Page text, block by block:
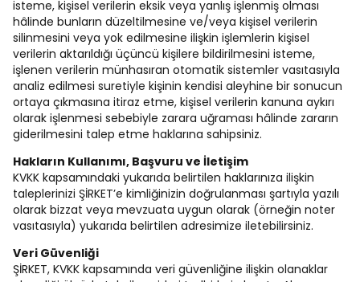
isteme, kişisel verilerin eksik veya yanlış işlenmiş olması
hâlinde bunların düzeltilmesine ve/veya kişisel verilerin
silinmesini veya yok edilmesine ilişkin işlemlerin kişisel
verilerin aktarıldığı üçüncü kişilere bildirilmesini isteme,
işlenen verilerin münhasıran otomatik sistemler vasıtasıyla
analiz edilmesi suretiyle kişinin kendisi aleyhine bir sonucun
ortaya çıkmasına itiraz etme, kişisel verilerin kanuna aykırı
olarak işlenmesi sebebiyle zarara uğraması hâlinde zararın
giderilmesini talep etme haklarına sahipsiniz.
Hakların Kullanımı, Başvuru ve İletişim
KVKK kapsamındaki yukarıda belirtilen haklarınıza ilişkin
taleplerinizi ŞİRKET’e kimliğinizin doğrulanması şartıyla yazılı
olarak bizzat veya mevzuata uygun olarak (örneğin noter
vasıtasıyla) yukarıda belirtilen adresimize iletebilirsiniz.
Veri Güvenliği
ŞİRKET, KVKK kapsamında veri güvenliğine ilişkin olanaklar